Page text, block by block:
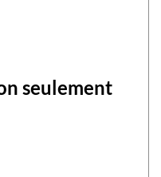
seulement